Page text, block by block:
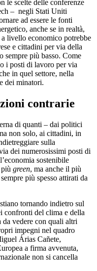
le scelte delle conferenze
– negli Stati Uniti
ad essere le fonti
anche se in realtà,
livello economico potrebbe
e cittadini per via della
sempre più basso. Come
i posti di lavoro per via
in quel settore, nella
dei minatori.
contrarie
di quanti – dai politici
non solo, ai cittadini, in
sulla
dei numerosissimi posti di
sostenibile
green, ma anche il più
più spesso attirati da
tornando indietro sul
confronti del clima e della
vedere con quali altri
impegni nel quadro
Árias Cañete,
a firma avvenuta,
non si cancella